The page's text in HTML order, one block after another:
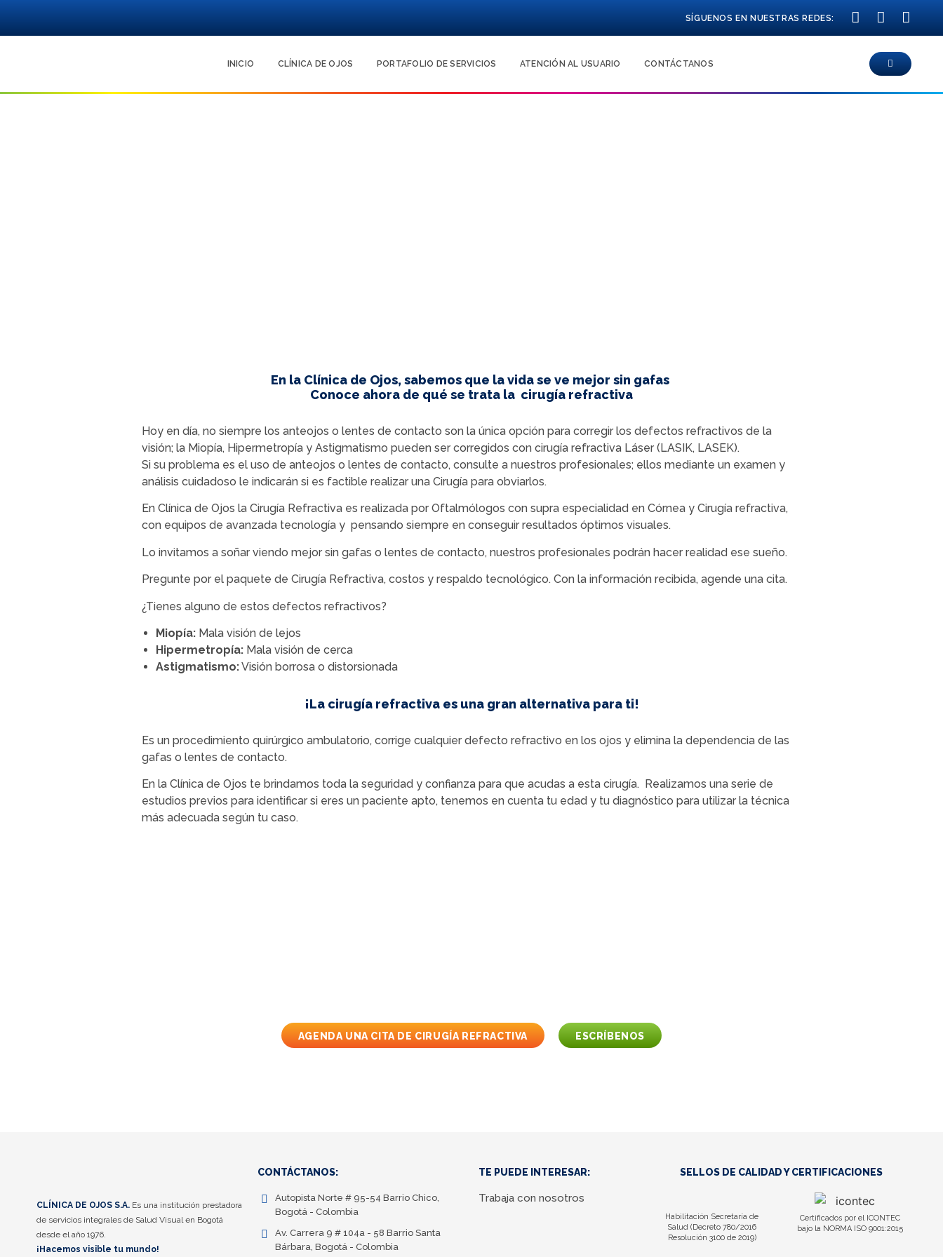
SÍGUENOS EN NUESTRAS REDES:
INICIO CLÍNICA DE OJOS PORTAFOLIO DE SERVICIOS ATENCIÓN AL USUARIO CONTÁCTANOS
En la Clínica de Ojos, sabemos que la vida se ve mejor sin gafas
Conoce ahora de qué se trata la cirugía refractiva
Hoy en día, no siempre los anteojos o lentes de contacto son la única opción para corregir los defectos refractivos de la
visión; la Miopía, Hipermetropía y Astigmatismo pueden ser corregidos con cirugía refractiva Láser (LASIK, LASEK).
Si su problema es el uso de anteojos o lentes de contacto, consulte a nuestros profesionales; ellos mediante un examen y
análisis cuidadoso le indicarán si es factible realizar una Cirugía para obviarlos.
En Clínica de Ojos la Cirugía Refractiva es realizada por Oftalmólogos con supra especialidad en Córnea y Cirugía refractiva,
con equipos de avanzada tecnología y pensando siempre en conseguir resultados óptimos visuales.
Lo invitamos a soñar viendo mejor sin gafas o lentes de contacto, nuestros profesionales podrán hacer realidad ese sueño.
Pregunte por el paquete de Cirugía Refractiva, costos y respaldo tecnológico. Con la información recibida, agende una cita.
¿Tienes alguno de estos defectos refractivos?
Miopía: Mala visión de lejos
Hipermetropía: Mala visión de cerca
Astigmatismo:Visión borrosa o distorsionada
¡La cirugía refractiva es una gran alternativa para ti!
Es un procedimiento quirúrgico ambulatorio, corrige cualquier defecto refractivo en los ojos y elimina la dependencia de las
gafas o lentes de contacto.
En la Clínica de Ojos te brindamos toda la seguridad y confianza para que acudas a esta cirugía. Realizamos una serie de
estudios previos para identificar si eres un paciente apto, tenemos en cuenta tu edad y tu diagnóstico para utilizar la técnica
más adecuada según tu caso.
AGENDA UNA CITA DE CIRUGÍA REFRACTIVA ESCRÍBENOS
CLÍNICA DE OJOS S.A. Es una institución prestadora
de servicios integrales de Salud Visual en Bogotá
desde el año 1976.
¡Hacemos visible tu mundo!
CONTÁCTANOS:
Autopista Norte # 95-54 Barrio Chico,
Bogotá - Colombia
Av. Carrera 9 # 104a - 58 Barrio Santa
Bárbara, Bogotá - Colombia
TE PUEDE INTERESAR:
Trabaja con nosotros
SELLOS DE CALIDAD Y CERTIFICACIONES
Habilitación Secretaría de
Salud (Decreto 780/2016
Resolución 3100 de 2019)
Certificados por el ICONTEC
bajo la NORMA ISO 9001:2015